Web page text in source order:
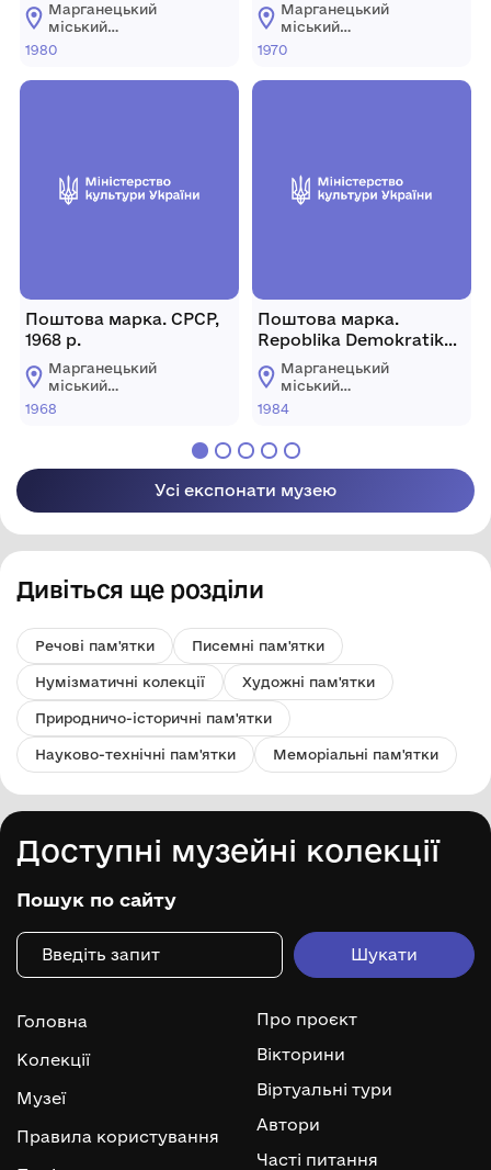
Марганецький
міський
краєзнавчий музей
міської ради
1980
Поштова марка. СРСР,
1968 р.
Марганецький
міський
краєзнавчий музей
1968
Марганецький
міський
краєзнавчий музей
міської ради
1970
Поштова марка.
Repoblika Demokratika
Malagasy, 1984р.
Марганецький
міський
краєзнавчий музей
1984
Усі експонати музею
Дивіться ще розділи
Речові пам'ятки Писемні пам'ятки
Нумізматичні колекції Художні пам'ятки
Природничо-історичні пам'ятки
Науково-технічні пам'ятки Меморіальні пам'ятки
Доступні музейні колекції
Пошук по сайту
Головна
Колекції
Музеї
Правила користування
Про проєкт
Вікторини
Віртуальні тури
Автори
Часті питання